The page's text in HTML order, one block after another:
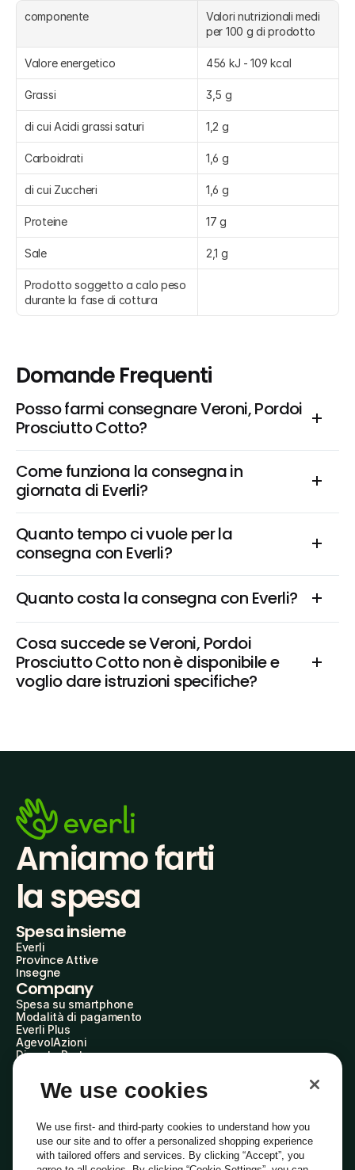
componente
Valori nutrizionali medi
per 100 g di prodotto
Valore energetico 456 kJ - 109 kcal
Grassi 3,5 g
di cui Acidi grassi saturi 1,2 g
Carboidrati 1,6 g
di cui Zuccheri 1,6 g
Proteine 17 g
Sale 2,1 g
Prodotto soggetto a calo peso
durante la fase di cottura
Domande Frequenti
Posso farmi consegnare Veroni, Pordoi
Prosciutto Cotto?
Come funziona la consegna in
giornata di Everli?
Quanto tempo ci vuole per la
consegna con Everli?
Quanto costa la consegna con Everli?
Cosa succede se Veroni, Pordoi
Prosciutto Cotto non è disponibile e
voglio dare istruzioni specifiche?
Amiamo farti
la spesa
Spesa insieme
Everli
Province Attive
Insegne
Company
Spesa su smartphone
Modalità di pagamento
Everli Plus
AgevolAzioni
Diventa Partner
Everli Shoppers
About Us
Everli News
Domande frequenti
Lavora con noi
Diventa Shopper
We use cookies
We use first- and third-party cookies to understand how you
use our site and to offer a personalized shopping experience
with tailored offers and services. By clicking “Accept”, you